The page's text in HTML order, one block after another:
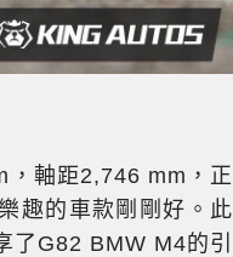
軸距2,746 mm，正
趣的車款剛剛好。此
G82 BMW M4的引